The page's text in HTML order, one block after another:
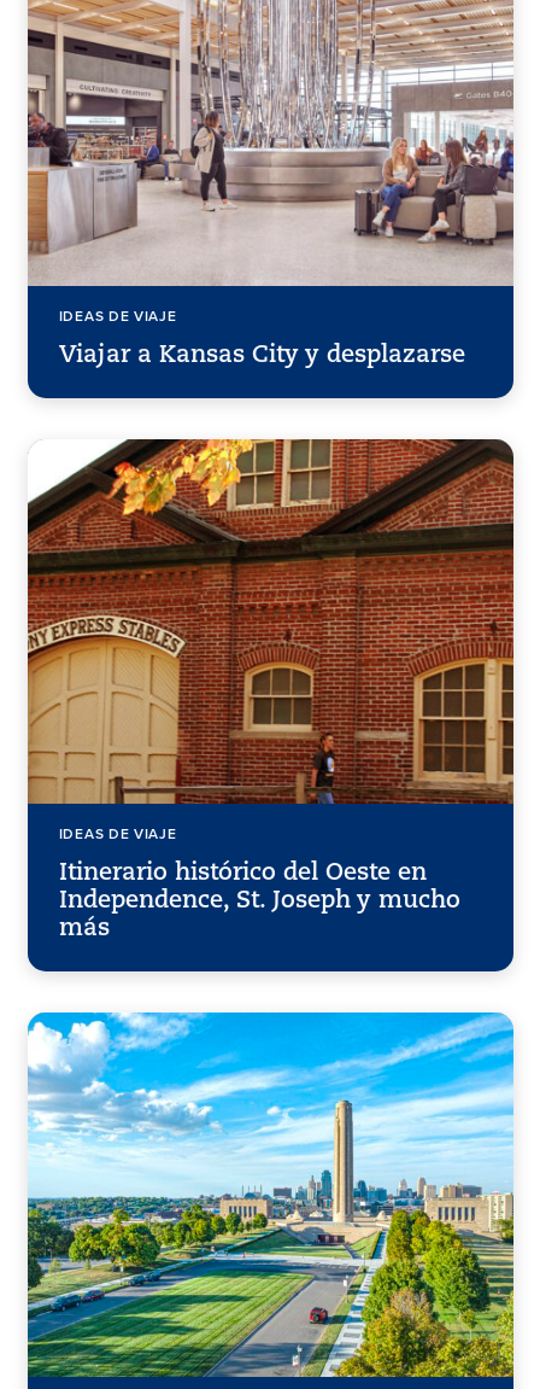
IDEAS DE VIAJE
Viajar a Kansas City y desplazarse
IDEAS DE VIAJE
Itinerario histórico del Oeste en
Independence, St. Joseph y mucho
más